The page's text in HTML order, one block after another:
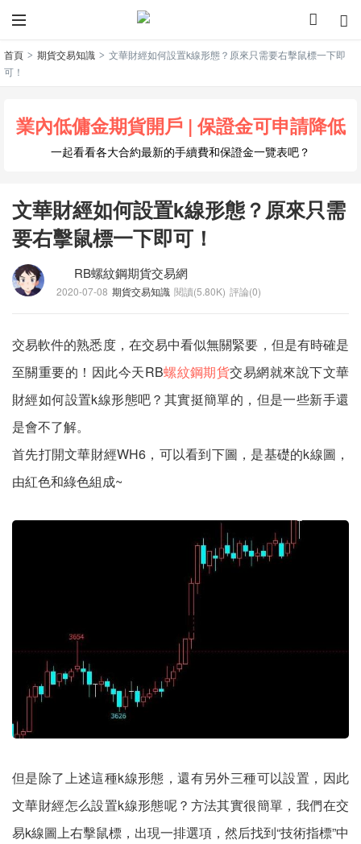
首頁 > 期貨交易知識 > 文華財經如何設置k線形態？原來只需要右擊鼠標一下即
可！
業內低傭金期貨開戶 | 保證金可申請降低
一起看看各大合約最新的手續費和保證金一覽表吧？
文華財經如何設置k線形態？原來只需
要右擊鼠標一下即可！
RB螺紋鋼期貨交易網
2020-07-08 期貨交易知識 閱讀(5.80K) 評論(0)
交易軟件的熟悉度，在交易中看似無關緊要，但是有時確是
至關重要的！因此今天RB螺紋鋼期貨交易網就來說下文華
財經如何設置k線形態吧？其實挺簡單的，但是一些新手還
是會不了解。
首先打開文華財經WH6，可以看到下圖，是基礎的k線圖，
由紅色和綠色組成~
但是除了上述這種k線形態，還有另外三種可以設置，因此
文華財經怎么設置k線形態呢？方法其實很簡單，我們在交
易k線圖上右擊鼠標，出現一排選項，然后找到“技術指標”中